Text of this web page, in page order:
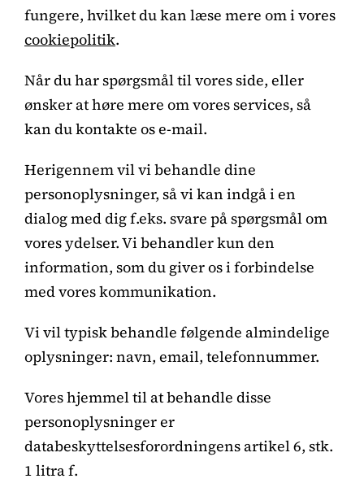
fungere, hvilket du kan læse mere om i vores
cookiepolitik.
Når du har spørgsmål til vores side, eller
ønsker at høre mere om vores services, så
kan du kontakte os e-mail.
Herigennem vil vi behandle dine
personoplysninger, så vi kan indgå i en
dialog med dig f.eks. svare på spørgsmål om
vores ydelser. Vi behandler kun den
information, som du giver os i forbindelse
med vores kommunikation.
Vi vil typisk behandle følgende almindelige
oplysninger: navn, email, telefonnummer.
Vores hjemmel til at behandle disse
personoplysninger er
databeskyttelsesforordningens artikel 6, stk.
1 litra f.